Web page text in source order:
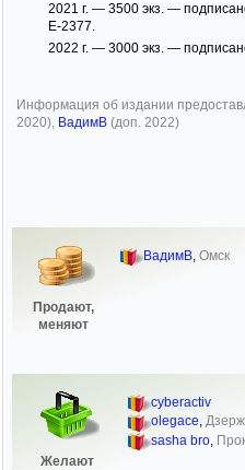
2021 г. — 3500 экз. —
Е-2377.
2022 г. — 3000 экз. —
Информация об издании
2020), ВадимВ (доп. 2022)
Продают,
меняют
ВадимВ, Омск
Желают
cyberactiv
olegace,
sasha bro